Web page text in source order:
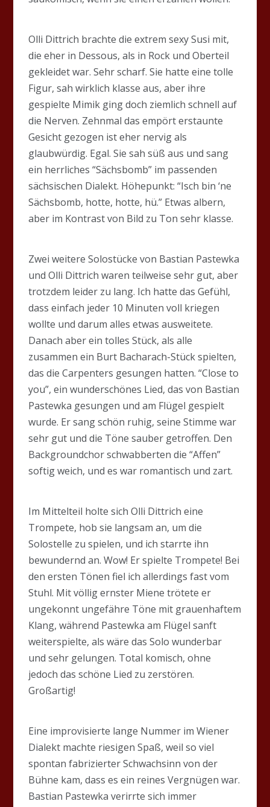
Olli Dittrich brachte die extrem sexy Susi mit,
die eher in Dessous, als in Rock und Oberteil
gekleidet war. Sehr scharf. Sie hatte eine tolle
Figur, sah wirklich klasse aus, aber ihre
gespielte Mimik ging doch ziemlich schnell auf
die Nerven. Zehnmal das empört erstaunte
Gesicht gezogen ist eher nervig als
glaubwürdig. Egal. Sie sah süß aus und sang
ein herrliches “Sächsbomb” im passenden
sächsischen Dialekt. Höhepunkt: “Isch bin ‘ne
Sächsbomb, hotte, hotte, hü.” Etwas albern,
aber im Kontrast von Bild zu Ton sehr klasse.
Zwei weitere Solostücke von Bastian Pastewka
und Olli Dittrich waren teilweise sehr gut, aber
trotzdem leider zu lang. Ich hatte das Gefühl,
dass einfach jeder 10 Minuten voll kriegen
wollte und darum alles etwas ausweitete.
Danach aber ein tolles Stück, als alle
zusammen ein Burt Bacharach-Stück spielten,
das die Carpenters gesungen hatten. “Close to
you”, ein wunderschönes Lied, das von Bastian
Pastewka gesungen und am Flügel gespielt
wurde. Er sang schön ruhig, seine Stimme war
sehr gut und die Töne sauber getroffen. Den
Backgroundchor schwabberten die “Affen”
softig weich, und es war romantisch und zart.
Im Mittelteil holte sich Olli Dittrich eine
Trompete, hob sie langsam an, um die
Solostelle zu spielen, und ich starrte ihn
bewundernd an. Wow! Er spielte Trompete! Bei
den ersten Tönen fiel ich allerdings fast vom
Stuhl. Mit völlig ernster Miene trötete er
ungekonnt ungefähre Töne mit grauenhaftem
Klang, während Pastewka am Flügel sanft
weiterspielte, als wäre das Solo wunderbar
und sehr gelungen. Total komisch, ohne
jedoch das schöne Lied zu zerstören.
Großartig!
Eine improvisierte lange Nummer im Wiener
Dialekt machte riesigen Spaß, weil so viel
spontan fabrizierter Schwachsinn von der
Bühne kam, dass es ein reines Vergnügen war.
Bastian Pastewka verirrte sich immer